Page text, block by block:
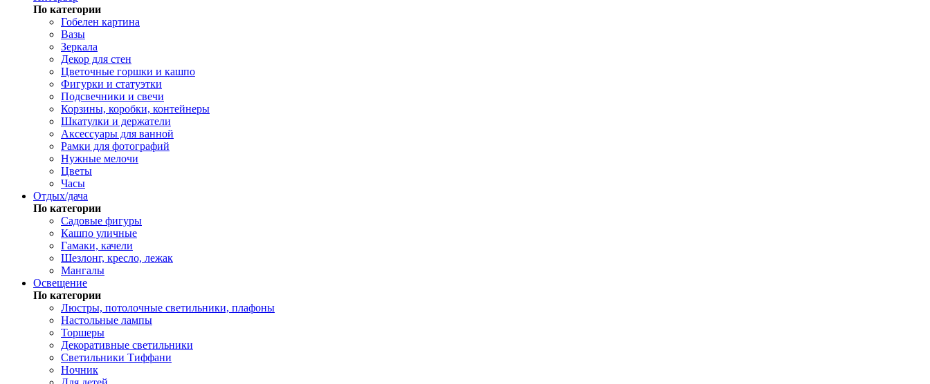
По категории
Гобелен картина
Вазы
Зеркала
Декор для стен
Цветочные горшки и кашпо
Фигурки и статуэтки
Подсвечники и свечи
Корзины, коробки, контейнеры
Шкатулки и держатели
Аксессуары для ванной
Рамки для фотографий
Нужные мелочи
Цветы
Часы
Отдых/дача
По категории
Садовые фигуры
Кашпо уличные
Гамаки, качели
Шезлонг, кресло, лежак
Мангалы
Освещение
По категории
Люстры, потолочные светильники, плафоны
Настольные лампы
Торшеры
Декоративные светильники
Светильники Тиффани
Ночник